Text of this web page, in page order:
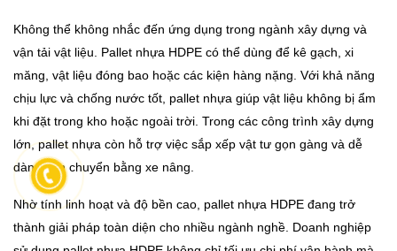
Không thể không nhắc đến ứng dụng trong ngành xây dựng và
vận tải vật liệu. Pallet nhựa HDPE có thể dùng để kê gạch, xi
măng, vật liệu đóng bao hoặc các kiện hàng nặng. Với khả năng
chịu lực và chống nước tốt, pallet nhựa giúp vật liệu không bị ẩm
khi đặt trong kho hoặc ngoài trời. Trong các công trình xây dựng
lớn, pallet nhựa còn hỗ trợ việc sắp xếp vật tư gọn gàng và dễ
dàng vận chuyển bằng xe nâng.
Nhờ tính linh hoạt và độ bền cao, pallet nhựa HDPE đang trở
thành giải pháp toàn diện cho nhiều ngành nghề. Doanh nghiệp